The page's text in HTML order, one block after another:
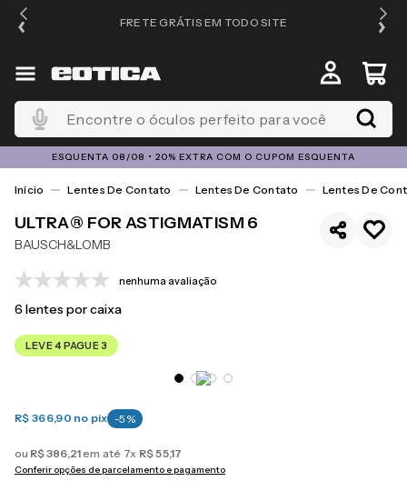
FRETE GRÁTIS EM TODO SITE
Encontre o óculos perfeito para você
ESQUENTA 08/08 • 20% EXTRA COM O CUPOM ESQUENTA
Lentes De Contato Lentes De Contato Lentes De
ULTRA® FOR ASTIGMATISM 6
BAUSCH&LOMB
nenhuma avaliação
6 lentes por caixa
LEVE 4 PAGUE 3
R$ 366,90 no pix -5 %
ou R$386,21 em até 7x R$55,17
Conferir opções de parcelamento e pagamento